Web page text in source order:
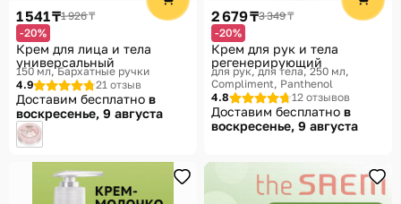
1 541 ₸1 926 ₸
-20%
Крем для лица и тела
универсальный
150 мл Бархатные ручки
4.9
21 отзыв
Доставим бесплатно в
воскресенье, 9 августа
2 679 ₸3 349 ₸
-20%
Крем для рук и тела
регенерирующий
для рук, для тела, 250 мл
Compliment, Panthenol
4.8
12 отзывов
Доставим бесплатно в
воскресенье, 9 августа